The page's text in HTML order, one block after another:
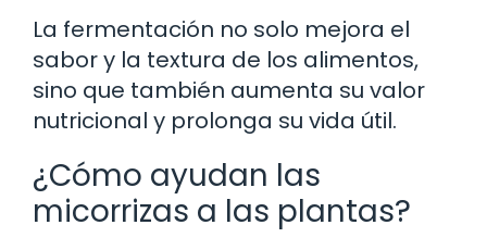
La fermentación no solo mejora el
sabor y la textura de los alimentos,
sino que también aumenta su valor
nutricional y prolonga su vida útil.
¿Cómo ayudan las
micorrizas a las plantas?